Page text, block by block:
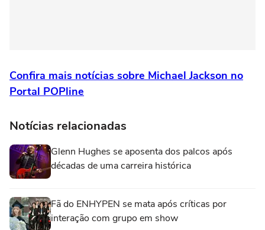
Confira mais notícias sobre Michael Jackson no
Portal POPline
Notícias relacionadas
Glenn Hughes se aposenta dos palcos após
décadas de uma carreira histórica
Fã do ENHYPEN se mata após críticas por
interação com grupo em show